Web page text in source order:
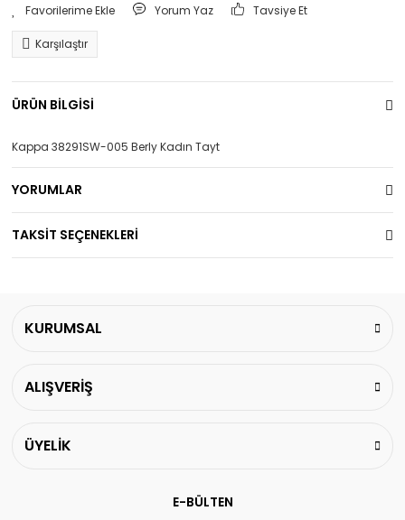
Yorum Yaz Tavsiye Et
Karşılaştır
ÜRÜN BİLGİSİ
Kappa 38291SW-005 Berly Kadın Tayt
YORUMLAR
TAKSİT SEÇENEKLERİ
KURUMSAL
ALIŞVERİŞ
ÜYELİK
E-BÜLTEN